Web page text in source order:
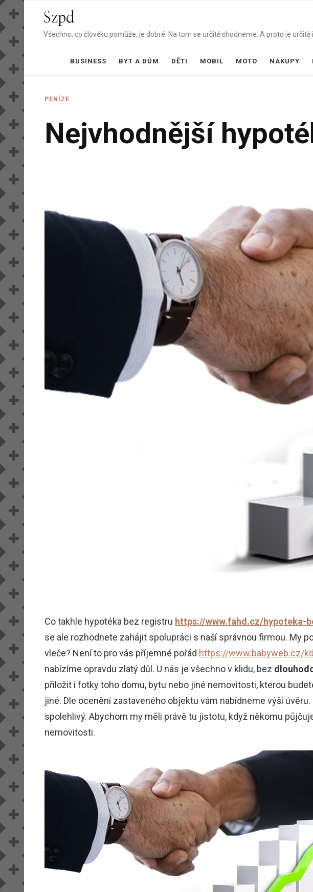
Szpd
Všechno, co člověku pomůže, je dobré. Na tom se určitě shodneme. A proto je
BUSINESS BYT A DŮM DĚTI MOBIL MOTO NÁKUPY
PENÍZE
Nejvhodnější
Co takhle hypotéka bez registru https://www.fahd.cz/hypoteka-
se ale rozhodnete zahájit spolupráci s naší správnou firmou. My
vleče? Není to pro vás příjemné pořád https://www.babyweb.cz/
nabízíme opravdu zlatý důl. U nás je všechno v klidu, bez
přiložit i fotky toho domu, bytu nebo jiné nemovitosti, kterou
jiné. Dle ocenění zastaveného objektu vám nabídneme výši
spolehlivý. Abychom my měli právě tu jistotu, když někomu
nemovitosti.